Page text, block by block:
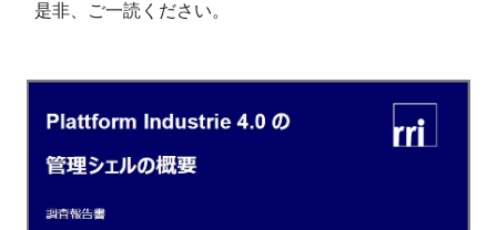
是非、ご一読ください。